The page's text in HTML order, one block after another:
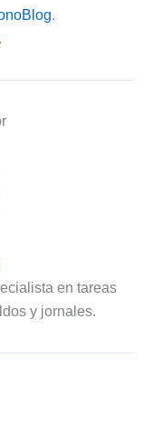
.
.
en tareas
y jornales.